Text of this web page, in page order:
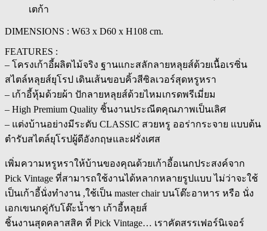
เตก้า
DIMENSIONS : W63 x D60 x H108 cm.
FEATURES :
– โครงเก้าอี้ผลิตไม้จริง ฐานแกะสลักลายหลุยส์ด้วยเนื้อเรซิ่น
สไตล์หลุยส์ยุโรป เดินเส้นขอบคิ้วสีซิลเวอร์สุดหรูหรา
– เก้าอี้หุ้มด้วยผ้า ปักลายหลุยส์ด้วยไหมเกรดพรีเมี่ยม
– High Premium Quality ชิ้นงานประณีตคุณภาพเป็นเลิศ
– แต่งบ้านอย่างมีระดับ CLASSIC สวยหรู ออร่ากระจาย แบบต้น
ตำรับสไตล์ยุโรปผู้ดีอังกฤษและฝรั่งเศส
เพิ่มความหรูหราให้บ้านของคุณด้วยเก้าอี้อเนกประสงค์จาก
Pick Vintage ที่สามารถใช้งานได้หลากหลายรูปแบบ ไม่ว่าจะใช้
เป็นเก้าอี้นั่งทำงาน ,ใช้เป็น master chair บนโต๊ะอาหาร หรือ นั่ง
เอกเขนกคู่กับโต๊ะน้ำชา เก้าอี้หลุยส์
ชิ้นงานสุดคลาสสิค ที่ Pick Vintage… เราคัดสรรเฟอร์นิเจอร์